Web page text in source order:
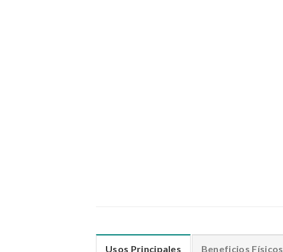
Usos Principales Beneficios Físicos